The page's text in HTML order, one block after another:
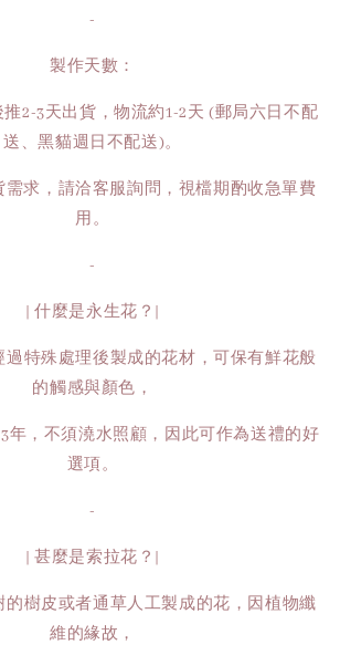
-
製作天數：
2-3天出貨，物流約1-2天 (郵局六日不配
送、黑貓週日不配送)。
需求，請洽客服詢問，視檔期酌收急單費
用。
-
| 什麼是永生花？|
特殊處理後製成的花材，可保有鮮花般
的觸感與顏色，
年，不須澆水照顧，因此可作為送禮的好
選項。
-
| 甚麼是索拉花？|
的樹皮或者通草人工製成的花，因植物纖
維的緣故，